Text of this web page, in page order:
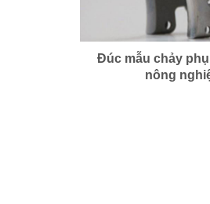
Đúc mẫu chảy
nông